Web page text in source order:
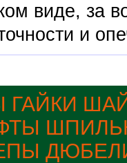
виде, за
и
ГАЙКИ